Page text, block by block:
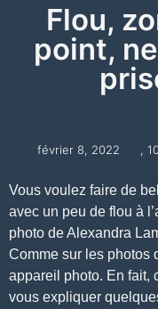
Flou,
point,
février 8, 2022 ,
Vous voulez faire de
avec un peu de flou à
photo deAlexandra
Comme sur les photos
appareil photo. En fait,
vous expliquer